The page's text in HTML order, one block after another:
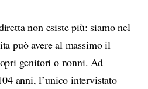
non esiste più: siamo nel
può avere al massimo il
genitori o nonni. Ad
anni, l’unico intervistato